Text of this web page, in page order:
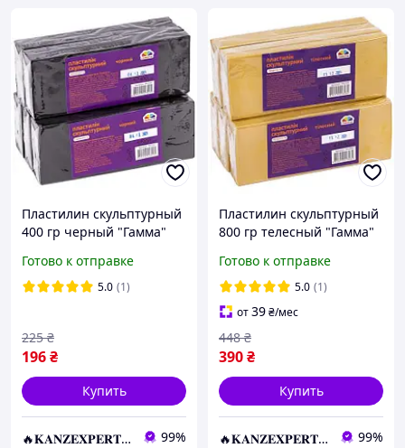
Пластилин скульптурный
400 гр черный "Гамма"
Готово к отправке
5.0 (1)
196₴
225 ₴
Купить
🔥𝐊𝐀𝐍𝐙𝐄𝐗𝐏𝐄𝐑𝐓.com.ua🔥 99%
Пластилин скульптурный
800 гр телесный "Гамма"
Готово к отправке
5.0 (1)
от39₴/мес
390₴
448 ₴
Купить
🔥𝐊𝐀𝐍𝐙𝐄𝐗𝐏𝐄𝐑𝐓.com.ua🔥 99%